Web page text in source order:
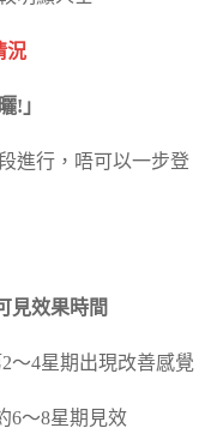
況
!」
進行，唔可以一步登
果時間
出現改善感覺
～8星期見效